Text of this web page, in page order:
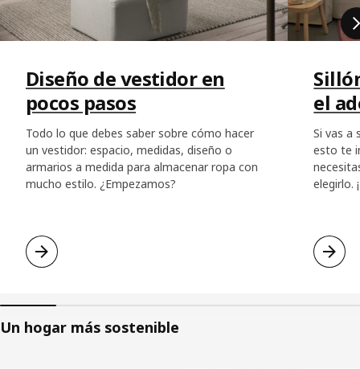
Diseño de vestidor en
pocos pasos
Todo lo que debes saber sobre cómo hacer
un vestidor: espacio, medidas, diseño o
armarios a medida para almacenar ropa con
mucho estilo. ¿Empezamos?
el
Si vas a
esto te
elegirlo.
Un hogar más sostenible